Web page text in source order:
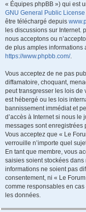
« Équipes phpBB ») qui est
GNU General Public License
être téléchargé depuis
les discussions sur Internet.
nous acceptons ou
de plus amples informations
https://www.phpbb.com/.
Vous acceptez de ne pas
diffamatoire, choquant,
peut transgresser les lois de
est hébergé ou les lois
bannissement immédiat et
d’accès à Internet si nous
messages sont enregistrées
Vous acceptez que « Le
verrouille n’importe quel
En tant que membre, vous
saisies soient stockées
informations ne soient pas
consentement, ni « Le
comme responsables en
les données.